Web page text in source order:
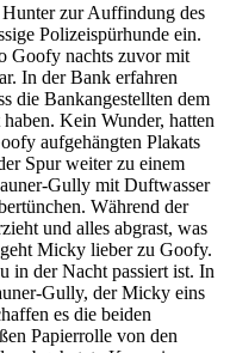
zur Auffindung des
Polizeispürhunde ein.
Goofy nachts zuvor mit
In der Bank erfahren
die Bankangestellten dem
Kein Wunder, hatten
aufgehängten Plakats
Spur weiter zu einem
Gully mit Duftwasser
Während der
und alles abgrast, was
Micky lieber zu Goofy.
in der Nacht passiert ist. In
Gully, der Micky eins
es die beiden
Papierrolle von den